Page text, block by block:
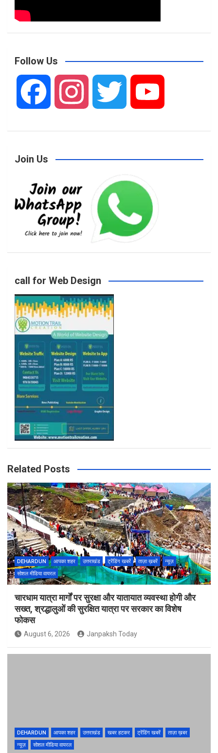
Follow Us
e
b
o
k
s
r
a
m
i u
Join Us
call for Web Design
Related Posts
DEHARDUN आपका शहर उत्तराखंड ट्रेंडिंग खबरें ताज़ा ख़बरें
न्यूज़
सोशल मीडिया वायरल
चारधाम यात्रा मार्गों पर सुरक्षा और यातायात व्यवस्था होगी और
सख्त, श्रद्धालुओं की सुरक्षित यात्रा पर सरकार का विशेष
फोकस
August 6, 2026 Janpaksh Today
DEHARDUN आपका शहर उत्तराखंड खबर हटकर ट्रेंडिंग खबरें
ताज़ा ख़बर
न्यूज़
सोशल मीडिया वायरल